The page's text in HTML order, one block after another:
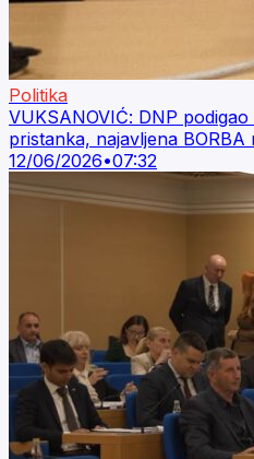
Politika
VUKSANOVIĆ: DNP
pristanka, najavljena
12/06/2026•07:32